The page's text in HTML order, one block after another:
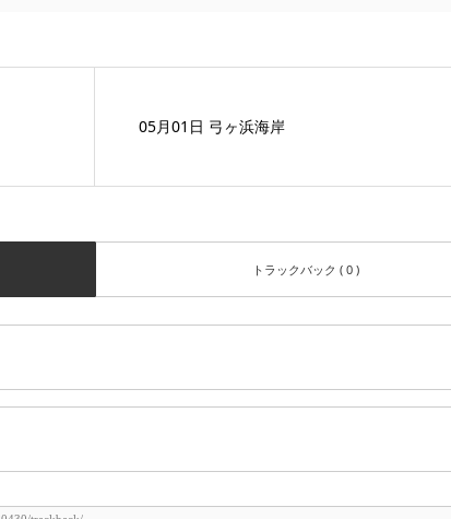
05月01日 弓ヶ浜海岸
トラックバック ( 0 )